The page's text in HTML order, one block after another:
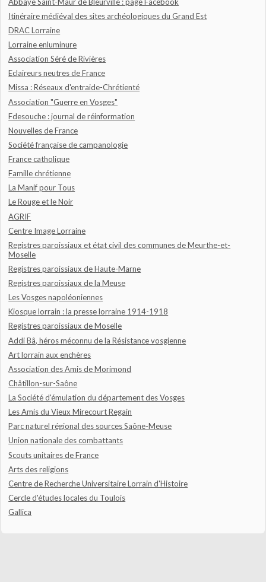
Itinéraire médiéval des sites archéologiques du Grand Est
DRAC Lorraine
Lorraine enluminure
Association Séré de Rivières
Eclaireurs neutres de France
Missa : Réseaux d'entraide-Chrétienté
Association "Guerre en Vosges"
Fdesouche : journal de réinformation
Nouvelles de France
Société française de campanologie
France catholique
Famille chrétienne
La Manif pour Tous
Le Rouge et le Noir
AGRIF
Centre Image Lorraine
Registres paroissiaux et état civil des communes de Meurthe-et-
Moselle
Registres paroissiaux de Haute-Marne
Registres paroissiaux de la Meuse
Les Vosges napoléoniennes
Kiosque lorrain : la presse lorraine 1914-1918
Registres paroissiaux de Moselle
Addi Bâ, héros méconnu de la Résistance vosgienne
Art lorrain aux enchères
Association des Amis de Morimond
Châtillon-sur-Saône
La Société d'émulation du département des Vosges
Les Amis du Vieux Mirecourt Regain
Parc naturel régional des sources Saône-Meuse
Union nationale des combattants
Scouts unitaires de France
Arts des religions
Centre de Recherche Universitaire Lorrain d'Histoire
Cercle d'études locales du Toulois
Gallica